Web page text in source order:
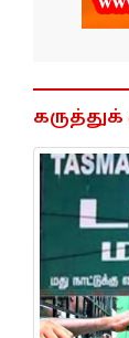
கருத்துக்